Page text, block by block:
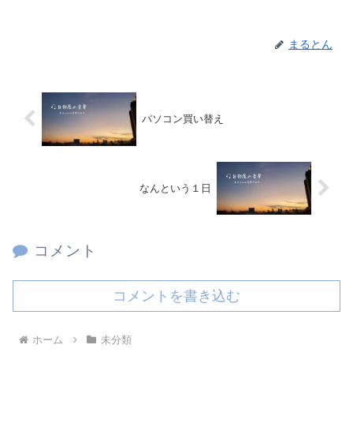
まるとん
パソコン買い替え
なんという１日
コメント
コメントを書き込む
ホーム 未分類